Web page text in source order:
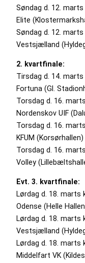
Søndag d. 12.
Elite
Søndag d. 12. marts
Vestsjælland
2. kvartfinale:
Tirsdag d. 14. marts
Fortuna (Gl.
Torsdag d. 16.
Nordenskov UIF
Torsdag d. 16.
KFUM (Korsørhallen)
Torsdag d. 16.
Volley
Evt. 3. kvartfinale:
Lørdag d. 18. marts
Odense (Helle
Lørdag d. 18. marts
Vestsjælland
Lørdag d. 18. marts
Middelfart VK